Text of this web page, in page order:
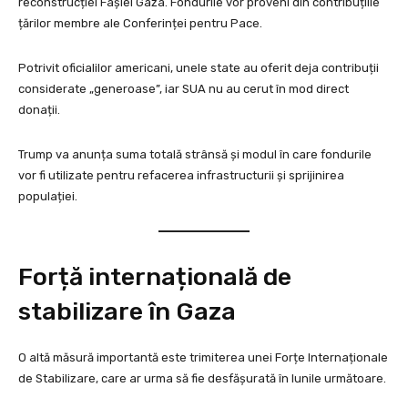
țărilor membre ale Conferinței pentru Pace.
Potrivit oficialilor americani, unele state au oferit deja contribuții
considerate „generoase”, iar SUA nu au cerut în mod direct
donații.
Trump va anunța suma totală strânsă și modul în care fondurile
vor fi utilizate pentru refacerea infrastructurii și sprijinirea
populației.
Forță internațională de
stabilizare în Gaza
O altă măsură importantă este trimiterea unei Forțe Internaționale
de Stabilizare, care ar urma să fie desfășurată în lunile următoare.